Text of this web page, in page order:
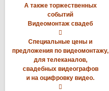
А также торжественных
событий
Видеомонтаж свадеб

Специальные цены и
предложения по видеомонтажу,
для телеканалов,
свадебных видеографов
и на оцифровку видео.
